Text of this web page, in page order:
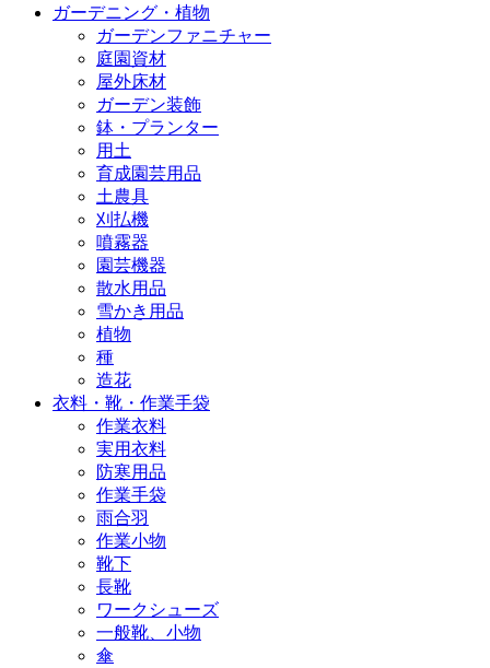
ガーデニング・植物
ガーデンファニチャー
庭園資材
屋外床材
ガーデン装飾
鉢・プランター
用土
育成園芸用品
土農具
刈払機
噴霧器
園芸機器
散水用品
雪かき用品
植物
種
造花
衣料・靴・作業手袋
作業衣料
実用衣料
防寒用品
作業手袋
雨合羽
作業小物
靴下
長靴
ワークシューズ
一般靴、小物
傘